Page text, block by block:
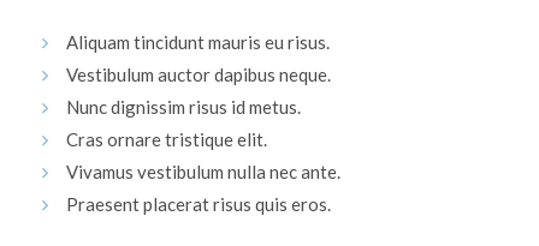
Aliquam tincidunt mauris eu risus.
Vestibulum auctor dapibus neque.
Nunc dignissim risus id metus.
Cras ornare tristique elit.
Vivamus vestibulum nulla nec ante.
Praesent placerat risus quis eros.